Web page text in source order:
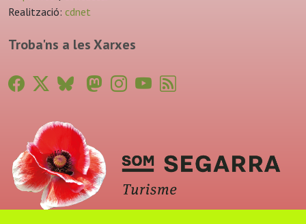
Realització: cdnet
Troba'ns a les Xarxes